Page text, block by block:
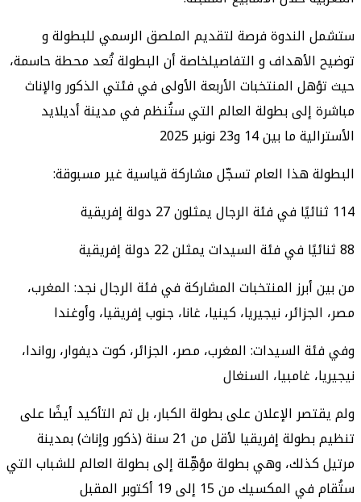
ستشمل الندوة فرصة لتقديم الملصق الرسمي للبطولة و
توضيح الأهداف و التفاصيلخاصة أن البطولة تُعد محطة حاسمة،
حيث تؤهل المنتخبات الأربعة الأولى في فئتي الذكور والإناث
مباشرة إلى بطولة العالم التي ستُنظم في مدينة أديلايد
الأسترالية ما بين 14 و23 نونبر 2025
البطولة هذا العام تسجّل مشاركة قياسية غير مسبوقة:
114 ثنائيًا في فئة الرجال يمثلون 27 دولة إفريقية
88 ثنائيًا في فئة السيدات يمثلن 22 دولة إفريقية
من بين أبرز المنتخبات المشاركة في فئة الرجال نجد: المغرب،
مصر، الجزائر، نيجيريا، كينيا، غانا، جنوب إفريقيا، وأوغندا
وفي فئة السيدات: المغرب، مصر، الجزائر، كوت ديفوار، رواندا،
نيجيريا، غامبيا، السنغال
ولم يقتصر الإعلان على بطولة الكبار، بل تم التأكيد أيضًا على
تنظيم بطولة إفريقيا لأقل من 21 سنة (ذكور وإناث) بمدينة
مرتيل كذلك، وهي بطولة مؤهِّلة إلى بطولة العالم للشباب التي
ستُقام في المكسيك من 15 إلى 19 أكتوبر المقبل